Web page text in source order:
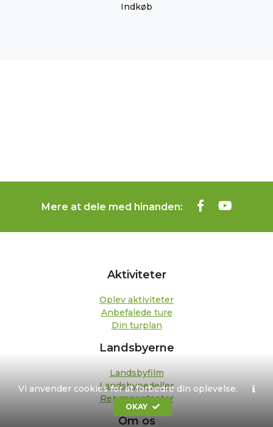
Vi anvender cookies for at forbedre din oplevelse.
OKAY
Indkøb
Mere at dele med hinanden:
Aktiviteter
Oplev aktiviteter
Anbefalede ture
Din turplan
Landsbyerne
Landsbyfilm
Landsbypedeller
Repræsentanter
Om os